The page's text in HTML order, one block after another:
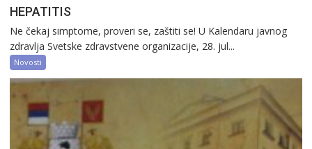
HEPATITIS
Ne čekaj simptome, proveri se, zaštiti se! U Kalendaru javnog
zdravlja Svetske zdravstvene organizacije, 28. jul...
Novosti